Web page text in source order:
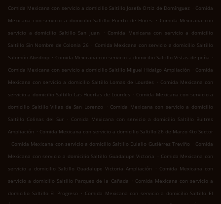
Comida Mexicana con servicio a domicilio Saltillo Josefa Ortiz de Domínguez . Comida
Mexicana con servicio a domicilio Saltillo Puerto de Flores
. Comida Mexicana con
servicio a domicilio Saltillo San Juan
. Comida Mexicana con servicio a domicilio
Saltillo Sin Nombre de Colonia 26 . Comida Mexicana con servicio a domicilio Saltillo
Salomón Abedrop . Comida Mexicana con servicio a domicilio Saltillo Vistas de peña .
Comida Mexicana con servicio a domicilio Saltillo Miguel Hidalgo Ampliación . Comida
Mexicana con servicio a domicilio Saltillo Lomas de Lourdes . Comida Mexicana con
servicio a domicilio Saltillo Las Huertas de Lourdes . Comida Mexicana con servicio a
domicilio Saltillo Villas de San Lorenzo
. Comida Mexicana con servicio a domicilio
Saltillo Colinas del Sur . Comida Mexicana con servicio a domicilio Saltillo Buitres
Ampliación . Comida Mexicana con servicio a domicilio Saltillo 26 de Marzo 4to Sector
. Comida Mexicana con servicio a domicilio Saltillo Eulalio Gutiérrez Treviño . Comida
Mexicana con servicio a domicilio Saltillo Guadalupe Victoria . Comida Mexicana con
servicio a domicilio Saltillo Guadalupe Victoria Ampliación
. Comida Mexicana con
servicio a domicilio Saltillo Parques de la Cañada . Comida Mexicana con servicio a
domicilio Saltillo El Progreso . Comida Mexicana con servicio a domicilio Saltillo El